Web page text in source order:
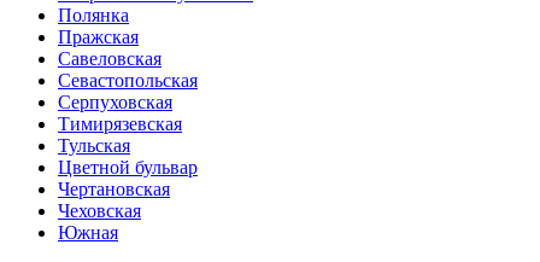
Полянка
Пражская
Савеловская
Севасто­польская
Серпуховская
Тимирязевская
Тульская
Цветной бульвар
Чертановская
Чеховская
Южная